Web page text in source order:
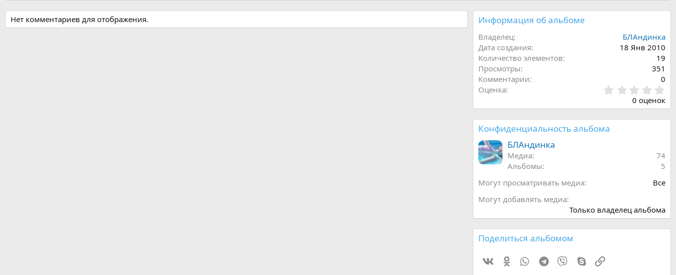
Нет комментариев для отображения. Информация об альбоме
Владелец
БЛАндинка
Дата создания
18 Янв 2010
Количество элементов
19
Просмотры
351
Комментарии
0
Оценка
.
0
0 оценок
Конфиденциальность альбома
БЛАндинка
Медиа
74
Альбомы
5
Могут просматривать медиа
Все
Могут добавлять медиа
Только владелец альбома
Поделиться альбомом
Ok WhatsAppTelegram
Viber SkypeСсылка